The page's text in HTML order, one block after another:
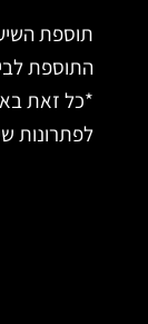
תוספת
התוספת
*כל זאת
לפתרונות